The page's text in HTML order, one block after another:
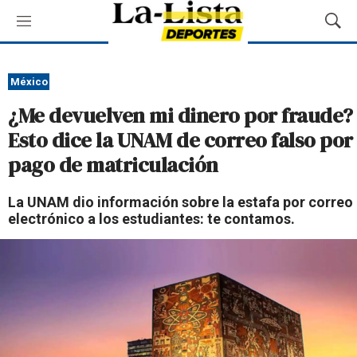
M
e
ú
M
o
a
r
B
q
u
México
¿Me devuelven mi dinero por fraude?
Esto dice la UNAM de correo falso por
pago de matriculación
La UNAM dio información sobre la estafa por correo
electrónico a los estudiantes: te contamos.